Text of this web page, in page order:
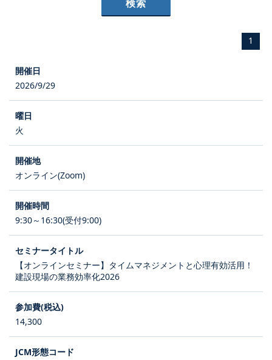
1
2026/9/29
火
オンライン(Zoom)
9:30～16:30(受付9:00)
【オンラインセミナー】タイムマネジメントと心理有効活用！
建設現場の業務効率化2026
14,300